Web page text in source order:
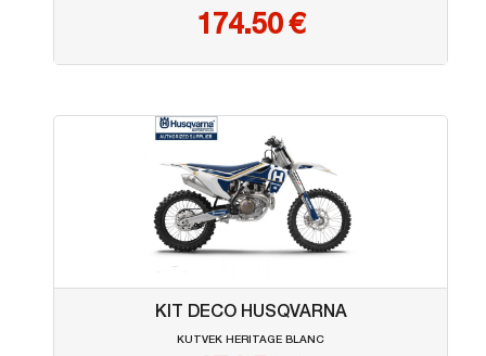
174.50€
KIT DECO HUSQVARNA
KUTVEK HERITAGE BLANC